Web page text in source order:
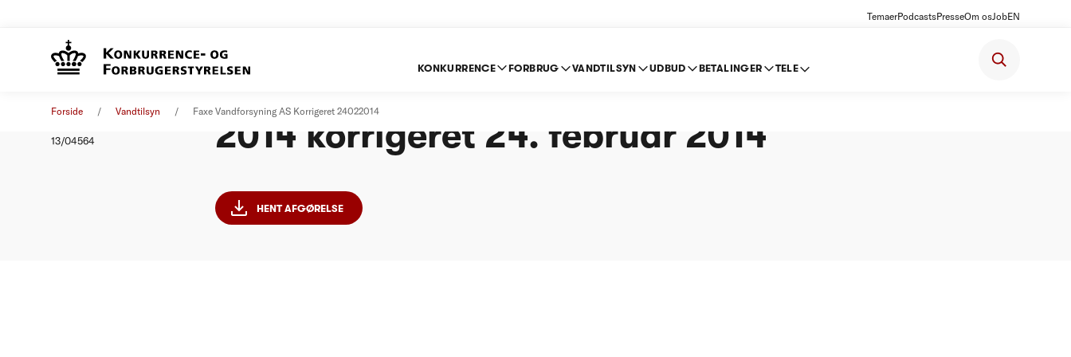
TemaerPodcastsPresseOm osJobEN
KONKURRENCE FORBRUG VANDTILSYN UDBUD BETALINGER TELE
Forside Vandtilsyn Faxe Vandforsyning AS Korrigeret 24022014
13/04564
2014 korrigeret 24. februar 2014
HENT AFGØRELSE